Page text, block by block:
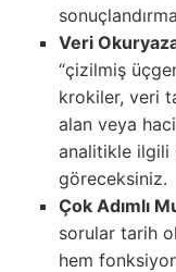
Veri
“çizilmiş
krokiler, veri
alan veya
analitikle ilgili
göreceksiniz.
Çok Adımlı
sorular tarih
hem